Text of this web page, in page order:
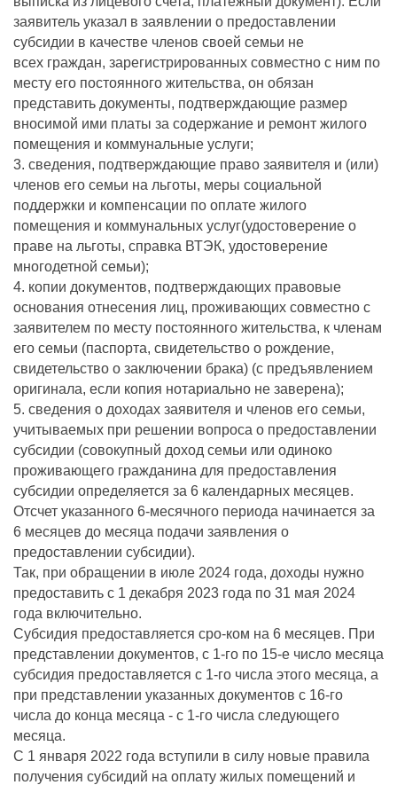
заявитель указал в заявлении о предоставлении
субсидии в качестве членов своей семьи не
всех граждан, зарегистрированных совместно с ним по
месту его постоянного жительства, он обязан
представить документы, подтверждающие размер
вносимой ими платы за содержание и ремонт жилого
помещения и коммунальные услуги;
3. сведения, подтверждающие право заявителя и (или)
членов его семьи на льготы, меры социальной
поддержки и компенсации по оплате жилого
помещения и коммунальных услуг(удостоверение о
праве на льготы, справка ВТЭК, удостоверение
многодетной семьи);
4. копии документов, подтверждающих правовые
основания отнесения лиц, проживающих совместно с
заявителем по месту постоянного жительства, к членам
его семьи (паспорта, свидетельство о рождение,
свидетельство о заключении брака) (с предъявлением
оригинала, если копия нотариально не заверена);
5. сведения о доходах заявителя и членов его семьи,
учитываемых при решении вопроса о предоставлении
субсидии (совокупный доход семьи или одиноко
проживающего гражданина для предоставления
субсидии определяется за 6 календарных месяцев.
Отсчет указанного 6-месячного периода начинается за
6 месяцев до месяца подачи заявления о
предоставлении субсидии).
Так, при обращении в июле 2024 года, доходы нужно
предоставить с 1 декабря 2023 года по 31 мая 2024
года включительно.
Субсидия предоставляется сро-ком на 6 месяцев. При
представлении документов, с 1-го по 15-е число месяца
субсидия предоставляется с 1-го числа этого месяца, а
при представлении указанных документов с 16-го
числа до конца месяца - с 1-го числа следующего
месяца.
С 1 января 2022 года вступили в силу новые правила
получения субсидий на оплату жилых помещений и